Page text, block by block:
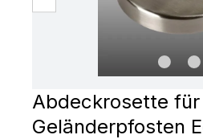
Abdeckrosette für
Geländerpfosten